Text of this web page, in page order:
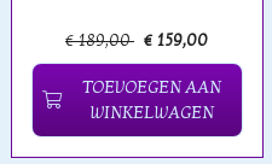
€ 189,00 € 159,00
TOEVOEGEN AAN
WINKELWAGEN